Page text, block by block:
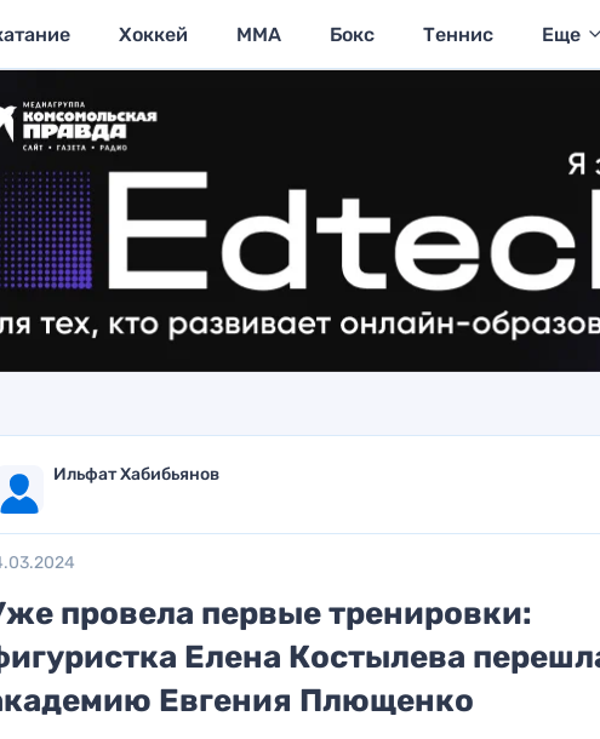
Хоккей MMA Бокс Теннис Еще
Ильфат Хабибьянов
провела первые тренировки:
Елена Костылева
Евгения Плющенко